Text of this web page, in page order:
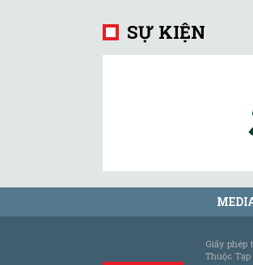
SỰ KIỆN
Giấy
Thuộc Tạp